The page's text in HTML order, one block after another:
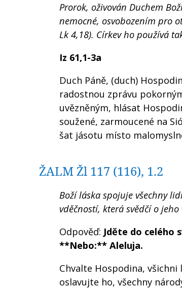
Prorok, oživován Duchem
nemocné, osvobozením pro
Lk 4,18). Církev ho používá
Iz 61,1-3a
Duch Páně, (duch)
radostnou zprávu
uvězněným, hlásat
soužené, zarmoucené na
šat jásotu místo
ŽALM Žl 117 (116), 1.2
Boží láska spojuje všechny
vděčností, která svědčí o jeho
Odpověď: Jděte do celého
**Nebo:** Aleluja.
Chvalte Hospodina, všichni
oslavujte ho, všechny